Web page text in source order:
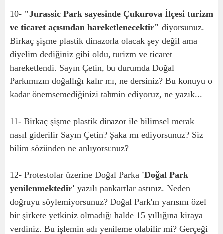
10- "Jurassic Park sayesinde Çukurova İlçesi turizm
ve ticaret açısından hareketlenecektir" diyorsunuz.
Birkaç şişme plastik dinazorla olacak şey değil ama
diyelim dediğiniz gibi oldu, turizm ve ticaret
hareketlendi. Sayın Çetin, bu durumda Doğal
Parkımızın doğallığı kalır mı, ne dersiniz? Bu konuyu o
kadar önemsemediğinizi tahmin ediyoruz, ne yazık...
11- Birkaç şişme plastik dinazor ile bilimsel merak
nasıl giderilir Sayın Çetin? Şaka mı ediyorsunuz? Siz
bilim sözünden ne anlıyorsunuz?
12- Protestolar üzerine Doğal Parka 'Doğal Park
yenilenmektedir' yazılı pankartlar astınız. Neden
doğruyu söylemiyorsunuz? Doğal Park'ın yarısını özel
bir şirkete yetkiniz olmadığı halde 15 yıllığına kiraya
verdiniz. Bu işlemin adı yenileme olabilir mi? Gerçeği